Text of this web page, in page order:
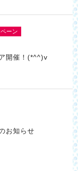
ーン
開催！(*^^)v
お知らせ